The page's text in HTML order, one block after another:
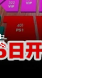
合